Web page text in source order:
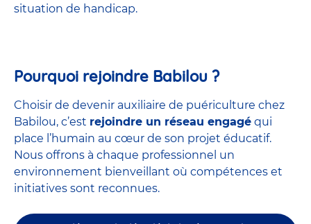
situation de handicap.
Pourquoi rejoindre Babilou ?
Choisir de devenir auxiliaire de puériculture chez
Babilou, c’est rejoindre un réseau engagé qui
place l’humain au cœur de son projet éducatif.
Nous offrons à chaque professionnel un
environnement bienveillant où compétences et
initiatives sont reconnues.